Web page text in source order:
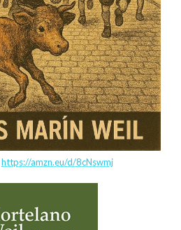
https://amzn.eu/d/8cNswmj